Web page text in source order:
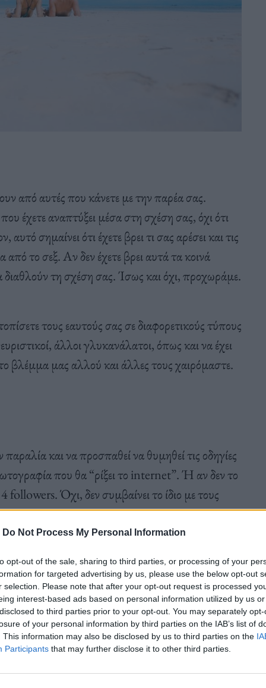
Do Not Process My Personal Information
opt-out of the sale, sharing to third parties, or processing of your
for targeted advertising by us, please use the below opt-out
selection. Please note that after your opt-out request is processed
interest-based ads based on personal information utilized by us
to third parties prior to your opt-out. You may separately
of your personal information by third parties on the IAB’s list of
This information may also be disclosed by us to third parties on the
Participants that may further disclose it to other third parties.
από αυτές που κάνετε με την παρέα σας.
έχετε αναπτύξει μέσα στη σχέση σας, όχι ότι
σημαίνει ότι έχετε βρει τι σας αρέσει και τις
το σεξ. Αν δεν έχετε βρει αυτά τα κοινά
τη σχέση σας. Ίσως και όχι, προχωράμε.
τους εαυτούς σας σε διαφορετικούς τύπους
άλλοι γλυκανάλατοι, όπως και να έχει
βλέμμα μας αλλού και άλλες τους χαιρόμαστε.
και να προσπαθεί να θυμηθεί τις οδηγίες
που θα “ρίξει το internet”. Ή αν δεν το
followers. Όχι, δεν συμβαίνει το ίδιο με τους
στον ίδιο βαθμό. Δεν έχω βρει κάποια
τσακωμού, αλλά αν υπάρχει ποντάρω ότι θα
την ίδια μέρα- τα νεύρα αρχίζουν να
για να επιδείξει τις γαμάτες διακοπές. Στο τέλος